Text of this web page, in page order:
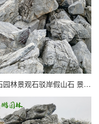
英石园林景观石驳岸假山石 景观英石流水假山叠式峰式英德石厂家